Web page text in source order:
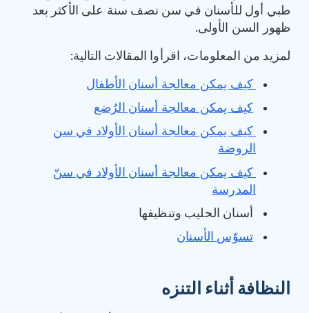
طبي أول للأسنان في سن نصف سنة على الأكثر بعد
ظهور السن الأولى.
لمزيد من المعلومات، اقرأوا المقالات التالية:
كيف يمكن معالجة أسنان الأطفال
كيف يمكن معالجة أسنان الرُضع
كيف يمكن معالجة أسنان الأولاد في سن
الروضة
كيف يمكن معالجة أسنان الأولاد في سنّ
المدرسة
أسنان الحليب وتنظيفها
تسوّس الأسنان
النظافة أثناء التنزه